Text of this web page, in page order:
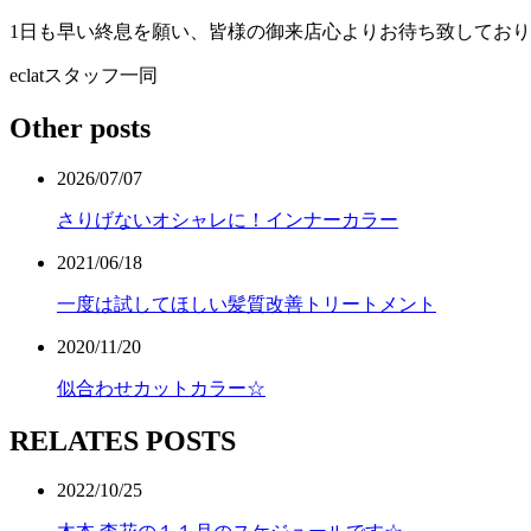
1日も早い終息を願い、皆様の御来店心よりお待ち致してお
eclatスタッフ一同
Other posts
2026/07/07
さりげないオシャレに！インナーカラー
2021/06/18
一度は試してほしい髪質改善トリートメント
2020/11/20
似合わせカットカラー☆
RELATES POSTS
2022/10/25